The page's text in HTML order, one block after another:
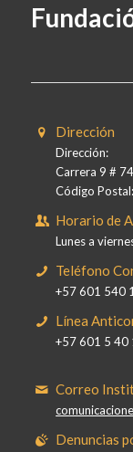
Dirección
Dirección:
Carrera 9 #
Código
Horario de
Lunes a
Teléfono
+57 601 540
Línea
+57 601 5 40
Correo
Denuncias